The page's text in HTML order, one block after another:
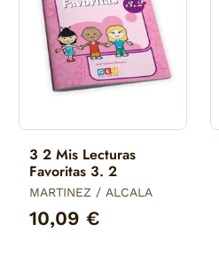
3 2 Mis Lecturas
Favoritas 3. 2
MARTINEZ / ALCALA
10,09 €